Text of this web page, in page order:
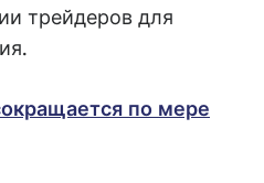
трейдеров для
по мере